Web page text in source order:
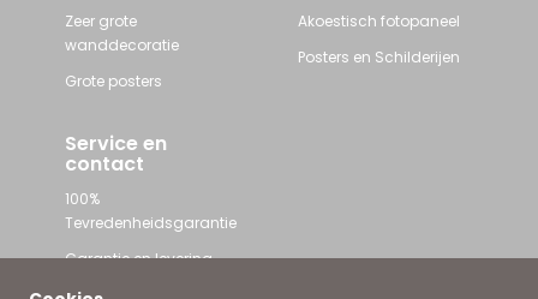
Zeer grote
wanddecoratie
Grote posters
Akoestisch fotopaneel
Posters en Schilderijen
Service en
contact
100%
Tevredenheidsgarantie
Garantie en levering
Contact met Wallstars